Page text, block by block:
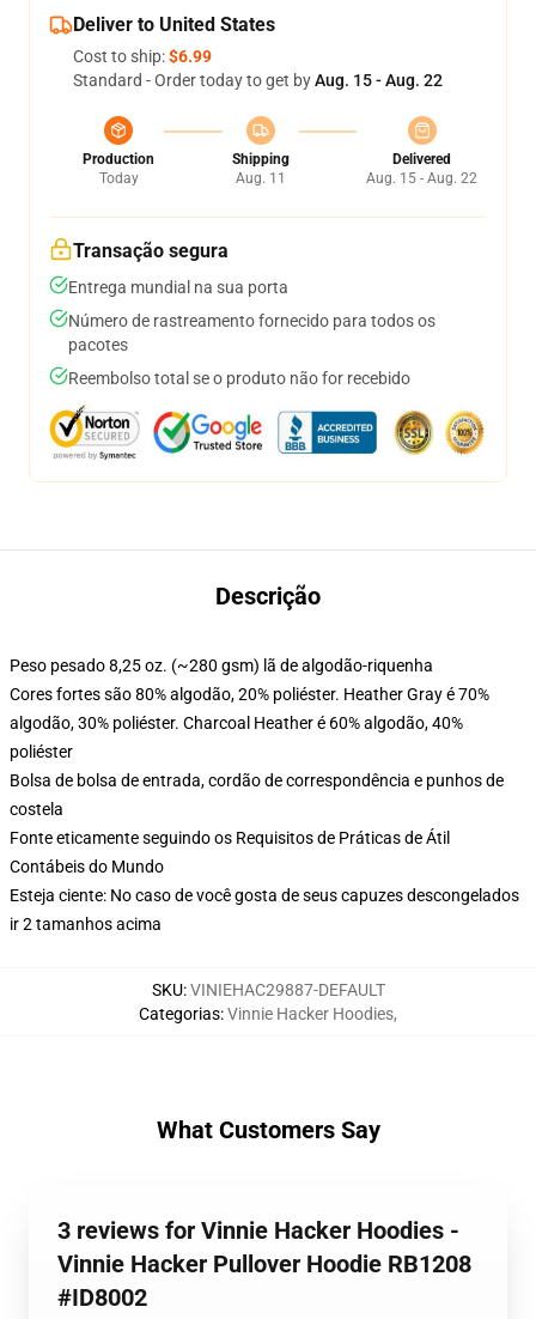
Deliver to United States
Cost to ship:$6.99
Standard - Order today to get byAug. 15 - Aug. 22
Production
Today
Shipping
Aug. 11
Delivered
Aug. 15 - Aug. 22
Transação segura
Entrega mundial na sua porta
Número de rastreamento fornecido para todos os
pacotes
Reembolso total se o produto não for recebido
Descrição
Peso pesado 8,25 oz. (~280 gsm) lã de algodão-riquenha
Cores fortes são 80% algodão, 20% poliéster. Heather Gray é 70%
algodão, 30% poliéster. Charcoal Heather é 60% algodão, 40%
poliéster
Bolsa de bolsa de entrada, cordão de correspondência e punhos de
costela
Fonte eticamente seguindo os Requisitos de Práticas de Átil
Contábeis do Mundo
Esteja ciente: No caso de você gosta de seus capuzes descongelados
ir 2 tamanhos acima
SKU:VINIEHAC29887-DEFAULT
Categorias:Vinnie Hacker Hoodies,
What Customers Say
3 reviews for Vinnie Hacker Hoodies -
Vinnie Hacker Pullover Hoodie RB1208
#ID8002